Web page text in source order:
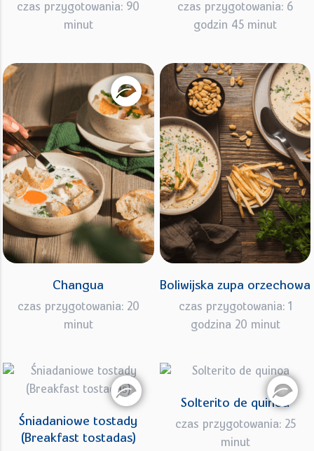
czas przygotowania: 90
minut
czas przygotowania: 6
godzin 45 minut
Changua
czas przygotowania: 20
minut
Boliwijska zupa orzechowa
czas przygotowania: 1
godzina 20 minut
Śniadaniowe tostady
(Breakfast tostadas)
Solterito de quinoa
czas przygotowania: 25
minut